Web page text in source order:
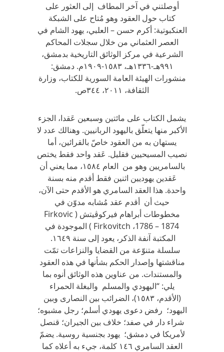
أوصلتني في آخر المطاف إلى العثور على
كتاب حول العقود وهو مُتاح على الشبكة
العنكبوتية: أكرم حسن – العلبي، يهود الشام في
العصر العثماني من خلال سجلات المحاكم
الشرعية في مركز الوثائق التاريخية بدمشق،
٩٩١هـ-١٣٣٦هـ، ١٥٨٣-١٩٠٩م. دمشق:
منشورات الهيئة العامة السورية للكتاب، وزارة
الثقافة، ٢٠١١، ٣٤٤ص.
يشمل الكتاب على مائتين وسبعين عَقدا، الجزء
الأكبر منها يتعلّق باليهود الربانيين. وهنالك عدد لا
يستهان به من العقود خاصّ بالقرائين، أما
نصيب المسيحيين فقليل. عَقد واحد فقط يختص
بالسامريين وهو من العام ١٥٨٤، مما يعني أن
عَقدين يهوديين اثنين فقط أقدم منه بسنة
واحدة. هذا العقد السامري هو الأقدم حتى الآن،
حيث أن أقدم عقد مُشابه مدوّن في
مخطوطات أبراهام فيركوڤيتش ( Firkovic
Firkovitch ،1786 – 1874 ) الموجودة في
المكتبة آنفة الذكر، يعود إلى سنة ١٦٤٩.
سلسلة متنوّعة من القضايا والنزاعات تمّت
مناقشتها وإصدار الحكم بشأنها في هذه العقود
والمستندات. من عناوين هذه الوثائق أنوه بما
يلي: “اليهودي والمسلم والبغلة الحمراء
(الأقدم، ١٥٨٣)، الضرائب بين النصارى وبين
اليهود؛ رفض دعوى يهودي أسلم؛ رجل مشبوه؛
شراء دار في صفد؛ خلاف بين الجيران؛ قنصل
لأمريكا في دمشق؛ يهود بجنسية روسية. يضمّ
العقد السامري ١٤٦ كلمة، جيء به أعلاه كما